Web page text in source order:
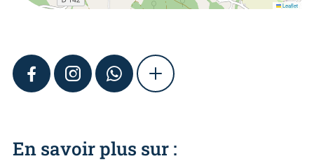
Leaflet
FACEBOOKINSTAGRAMWHATSAPPSHOW MORE
En savoir plus sur :